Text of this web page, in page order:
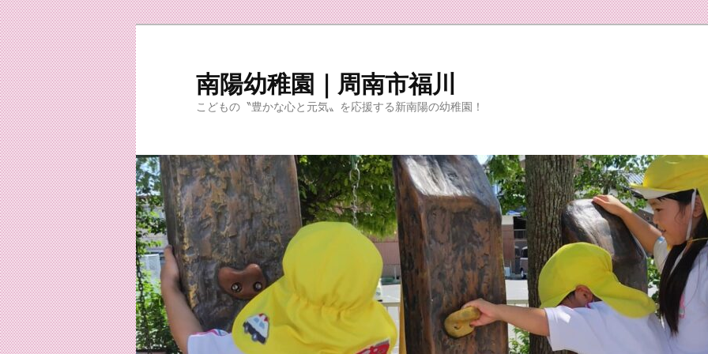
メ
イ
ン
コ
ン
テ
ン
ツ
へ
移
動
サ
ブ
コ
ン
テ
ン
ツ
へ
移
動
南陽幼稚園｜周南市福川
こどもの〝豊かな心と元気〟を応援する新南陽の幼稚園！